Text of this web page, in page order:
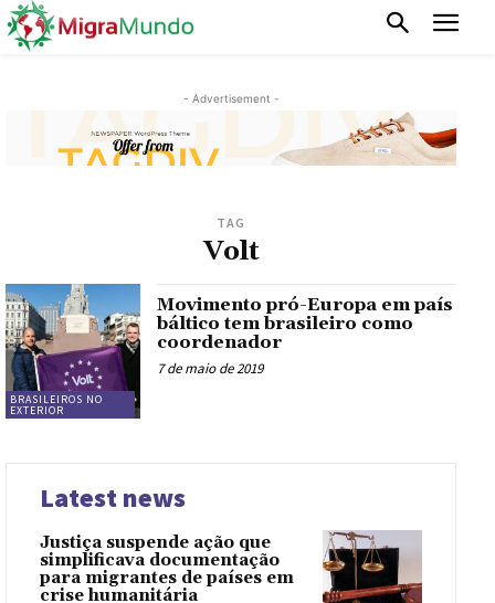
- Advertisement -
TAG
Volt
BRASILEIROS NO
EXTERIOR
Movimento pró-Europa em país
báltico tem brasileiro como
coordenador
7 de maio de 2019
Latest news
Justiça suspende ação que
simplificava documentação
para migrantes de países em
crise humanitária